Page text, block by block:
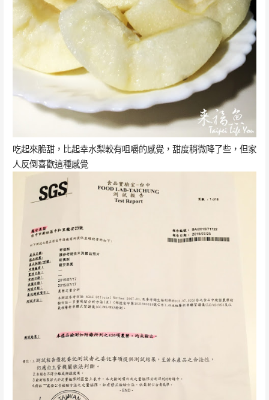
吃起來脆甜，比起幸水梨較有咀嚼的感覺，甜度稍微降了些，但家
人反倒喜歡這種感覺